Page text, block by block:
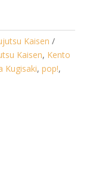
Kaisen
Kaisen, Kento
Kugisaki, pop!,